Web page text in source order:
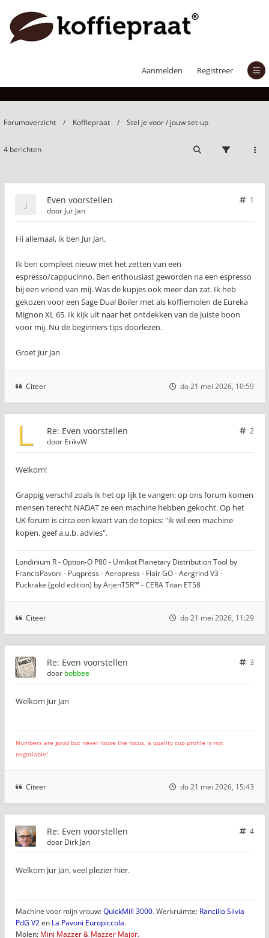
Aanmelden Registreer
Forumoverzicht Koffiepraat Stel je voor / jouw set-up
4 berichten
Even voorstellen
1
door Jur Jan
Hi allemaal, ik ben Jur Jan.
Ik ben compleet nieuw met het zetten van een
espresso/cappucinno. Ben enthousiast geworden na een espresso
bij een vriend van mij. Was de kupjes ook meer dan zat. Ik heb
gekozen voor een Sage Dual Boiler met als koffiemolen de Eureka
Mignon XL 65. Ik kijk uit naar het ontdekken van de juiste boon
voor mij. Nu de beginners tips doorlezen.
Groet Jur Jan
Citeer do 21 mei 2026, 10:59
Re: Even voorstellen
2
door ErikvW
Welkom!
Grappig verschil zoals ik het op lijk te vangen: op ons forum komen
mensen terecht NADAT ze een machine hebben gekocht. Op het
UK forum is circa een kwart van de topics: "ik wil een machine
kopen, geef a.u.b. advies".
Londinium R - Option-O P80 - Umikot Planetary Distribution Tool by
FrancisPavoni - Puqpress - Aeropress - Flair GO - Aergrind V3 -
Puckrake (gold edition) by ArjenT5R™ - CERA Titan ET58
Citeer do 21 mei 2026, 11:29
Re: Even voorstellen
3
door bobbee
Welkom Jur Jan
Numbers are good but never loose the focus, a quality cup profile is not
negotiable!
Citeer do 21 mei 2026, 15:43
Re: Even voorstellen
4
door Dirk Jan
Welkom Jur Jan, veel plezier hier.
Machine voor mijn vrouw:QuickMill 3000. Werkruimte: Rancilio Silvia
PdG V2en La Pavoni Europiccola.
Molen: Mini Mazzer & Mazzer Major.